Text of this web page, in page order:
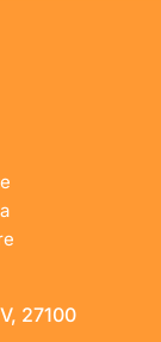
27100